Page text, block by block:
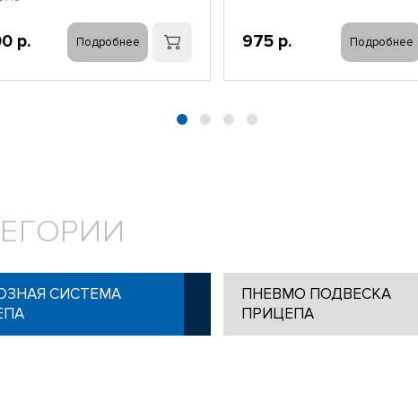
р. Подробнее 975 р. Подробнее
СИСТЕМА
ПНЕВМО ПОДВЕСКА
ПРИЦЕПА